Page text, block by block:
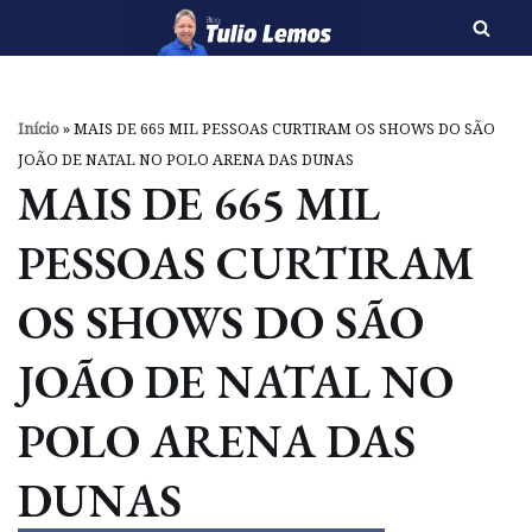
o
conteúdo
Início»MAIS DE 665 MIL PESSOAS CURTIRAM OS SHOWS DO SÃO
JOÃO DE NATAL NO POLO ARENA DAS DUNAS
MAIS DE 665 MIL
PESSOAS CURTIRAM
OS SHOWS DO SÃO
JOÃO DE NATAL NO
POLO ARENA DAS
DUNAS